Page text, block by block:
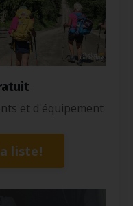
et d'équipement
liste!